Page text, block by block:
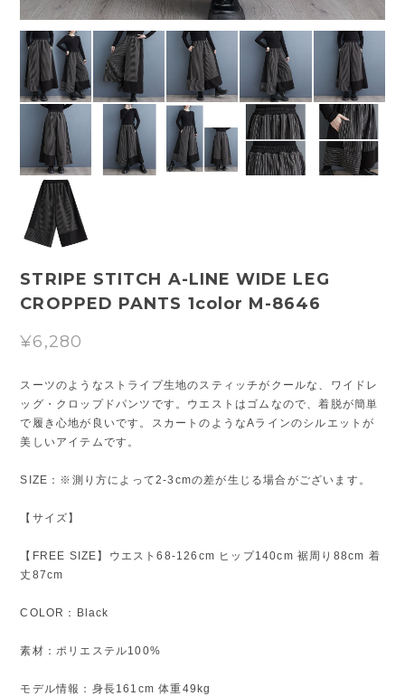
STRIPE STITCH A-LINE WIDE LEG
CROPPED PANTS 1color M-8646
¥6,280
スーツのようなストライプ生地のスティッチがクールな、ワイドレ
ッグ・クロップドパンツです。ウエストはゴムなので、着脱が簡単
で履き心地が良いです。スカートのようなAラインのシルエットが
美しいアイテムです。
SIZE：※測り方によって2-3cmの差が生じる場合がございます。
【サイズ】
【FREE SIZE】ウエスト68-126cm ヒップ140cm 裾周り88cm 着
丈87cm
COLOR：Black
素材：ポリエステル100%
モデル情報：身長161cm 体重49kg